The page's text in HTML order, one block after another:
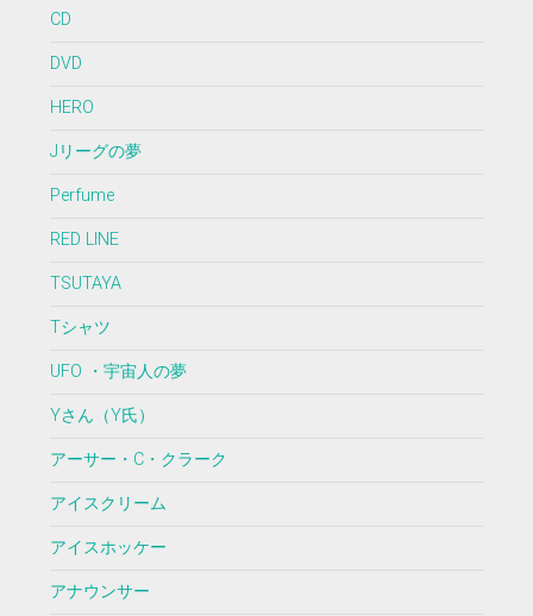
CD
DVD
HERO
Jリーグの夢
Perfume
RED LINE
TSUTAYA
Tシャツ
UFO ・宇宙人の夢
Yさん（Y氏）
アーサー・C・クラーク
アイスクリーム
アイスホッケー
アナウンサー